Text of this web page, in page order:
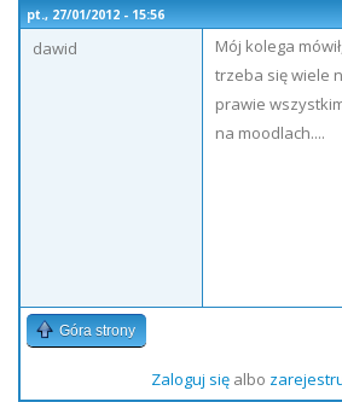
pt., 27/01/2012 - 15:56
dawid
Mój kolega
trzeba się wiele
prawie
na moodlach....
Góra strony
Zaloguj sięalbo